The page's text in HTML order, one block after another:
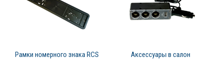
Рамки номерного знака RCS Аксессуары в салон